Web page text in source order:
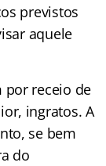
previstos
aquele
por receio de
ingratos. A
se bem
do